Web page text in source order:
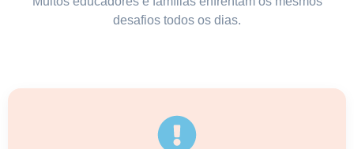
desafios todos os dias.